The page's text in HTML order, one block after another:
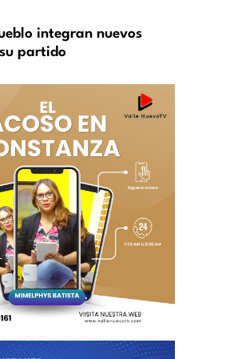
integran nuevos
partido